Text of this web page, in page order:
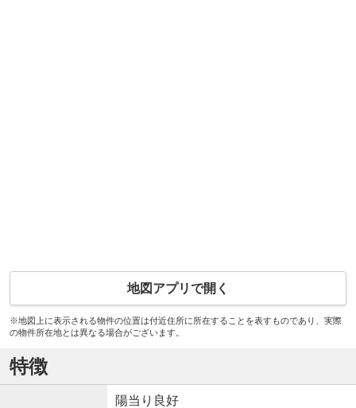
地図アプリで開く
※地図上に表示される物件の位置は付近住所に所在することを表すものであり、実際
の物件所在地とは異なる場合がございます。
特徴
陽当り良好